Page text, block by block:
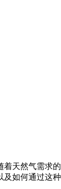
天然气需求
如何通过这